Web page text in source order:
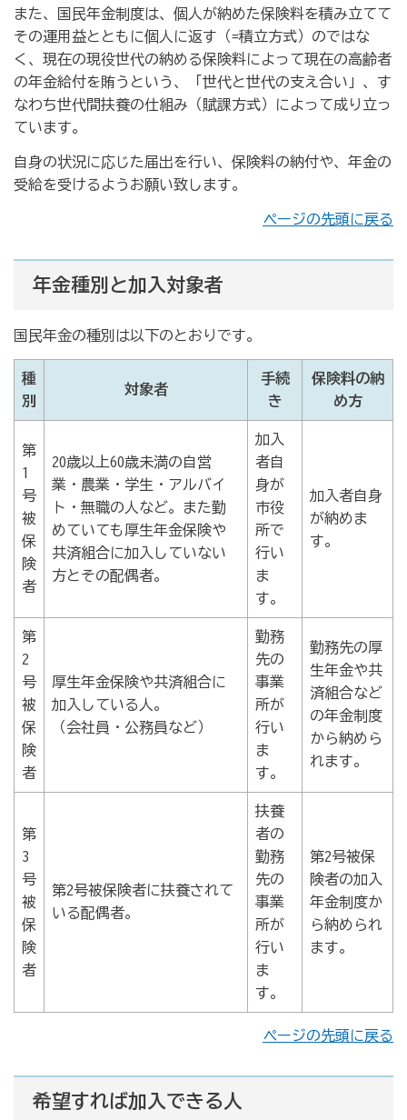
また、国民年金制度は、個人が納めた保険料を積み立てて
その運用益とともに個人に返す（=積立方式）のではな
く、現在の現役世代の納める保険料によって現在の高齢者
の年金給付を賄うという、「世代と世代の支え合い」、す
なわち世代間扶養の仕組み（賦課方式）によって成り立っ
ています。
自身の状況に応じた届出を行い、保険料の納付や、年金の
受給を受けるようお願い致します。
ページの先頭に戻る
年金種別と加入対象者
国民年金の種別は以下のとおりです。
種
別
対象者
手続
き
保険料の納
め方
第
1
号
被
保
険
者
20歳以上60歳未満の自営
業・農業・学生・アルバイ
ト・無職の人など。また勤
めていても厚生年金保険や
共済組合に加入していない
方とその配偶者。
加入
者自
身が
市役
所で
行い
ま
す。
加入者自身
が納めま
す。
第
2
号
被
保
険
者
厚生年金保険や共済組合に
加入している人。
（会社員・公務員など）
勤務
先の
事業
所が
行い
ま
す。
勤務先の厚
生年金や共
済組合など
の年金制度
から納めら
れます。
第
3
号
被
保
険
者
第2号被保険者に扶養されて
いる配偶者。
扶養
者の
勤務
先の
事業
所が
行い
ま
す。
第2号被保
険者の加入
年金制度か
ら納められ
ます。
ページの先頭に戻る
希望すれば加入できる人